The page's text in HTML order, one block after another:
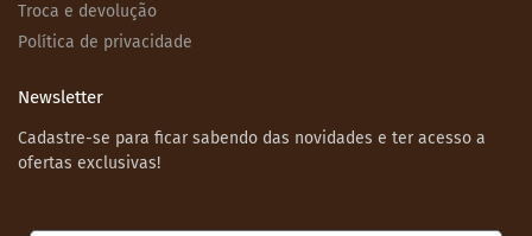
Troca e devolução
Política de privacidade
Newsletter
Cadastre-se para ficar sabendo das novidades e ter acesso a
ofertas exclusivas!